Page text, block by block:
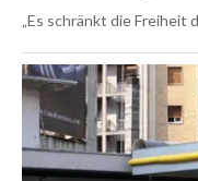
„Es schränkt die Freiheit